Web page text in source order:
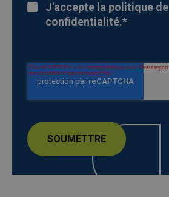
J'accepte la politique de
confidentialité.*